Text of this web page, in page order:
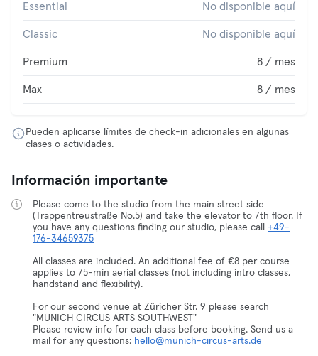
Essential No disponible aquí
Classic No disponible aquí
Premium 8 / mes
Max 8 / mes
Pueden aplicarse límites de check-in adicionales en algunas
clases o actividades.
Información importante
Please come to the studio from the main street side
(Trappentreustraße No.5) and take the elevator to 7th floor. If
you have any questions finding our studio, please call +49-
176-34659375
All classes are included. An additional fee of €8 per course
applies to 75-min aerial classes (not including intro classes,
handstand and flexibility).
For our second venue at Züricher Str. 9 please search
"MUNICH CIRCUS ARTS SOUTHWEST"
Please review info for each class before booking. Send us a
mail for any questions: hello@munich-circus-arts.de